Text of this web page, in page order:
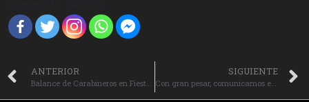
ANTERIOR
Balance de Carabineros en Fiestas Patrias XL: Siniestros viales en O’Higgins disminuyeron un 32 %.
SIGUIENTE
Con gran pesar, comunicamos el fallecimiento de Don Leandro Pons Pérez.